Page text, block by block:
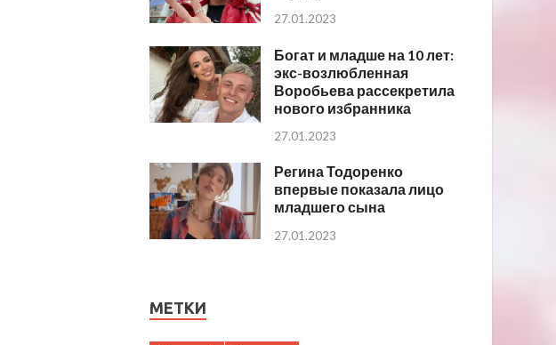
27.01.2023
Богат и младше на 10 лет:
экс-возлюбленная
Воробьева рассекретила
нового избранника
27.01.2023
Регина Тодоренко
впервые показала лицо
младшего сына
27.01.2023
МЕТКИ